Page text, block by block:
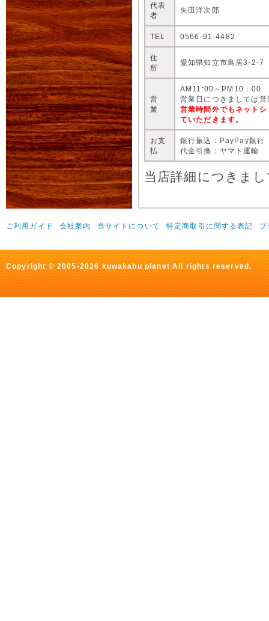
代表
者
矢田洋次郎
TEL 0566-91-4482
住
所
愛知県知立市鳥居3-2-7
営
業
AM11:00～PM10：00
営業日につきましては
営業時間外でもネット
ていただきます。
お支
払
銀行振込：PayPay銀行
代金引換：ヤマト運輸
当店詳細につきま
ご利用ガイド 会社案内 当サイトについて 特定商取引に関する表記 プ
Copyright © 2005-2026 kuwakabu planet All rights reserved.